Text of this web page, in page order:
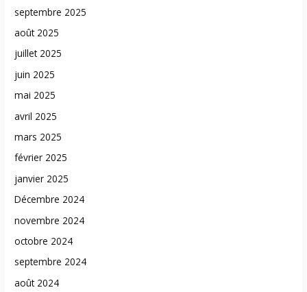
septembre 2025
août 2025
juillet 2025
juin 2025
mai 2025
avril 2025
mars 2025
février 2025
janvier 2025
Décembre 2024
novembre 2024
octobre 2024
septembre 2024
août 2024